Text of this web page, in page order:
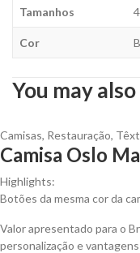
Tamanhos
Cor
You may
Camisas, Restauração,
Camisa Oslo
Highlights:
Botões da mesma cor da
Valor apresentado para o
personalização e